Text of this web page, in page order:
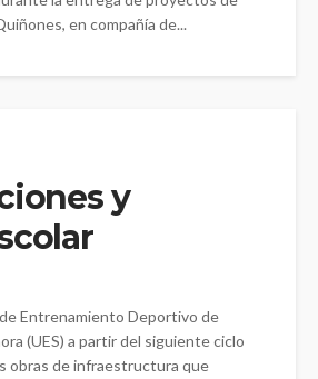
en compañía de...
y
Entrenamiento Deportivo de
(UES) a partir del siguiente ciclo
obras de infraestructura que